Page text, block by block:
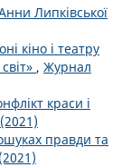
Липківської
кіно і театру
, Журнал
краси і
правди та